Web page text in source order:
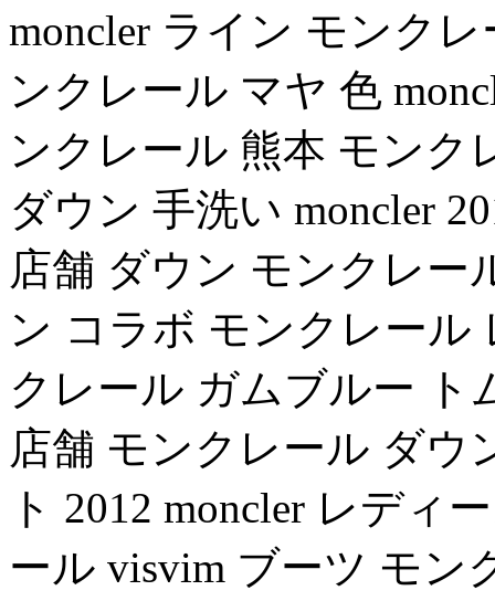
moncler ライン モンク
ンクレール マヤ 色
ンクレール 熊本 モンク
ダウン 手洗い moncler
店舗 ダウン モンクレー
ン コラボ モンクレール
クレール ガムブルー ト
店舗 モンクレール ダウ
ト 2012 moncler レディ
ール visvim ブーツ モン